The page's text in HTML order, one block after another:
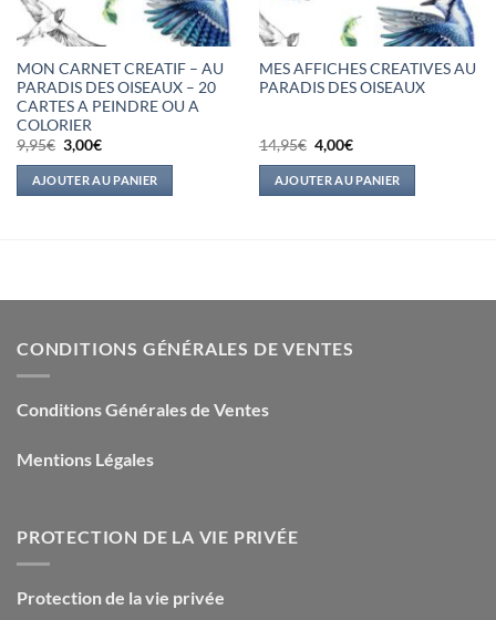
MON CARNET CREATIF – AU
PARADIS DES OISEAUX – 20
CARTES A PEINDRE OU A
COLORIER
9,95€ Le
prix
initial
était :
9,95€.
3,00€Le
actuel
est :
3,00€.
AJOUTER AU PANIER
MES AFFICHES CREATIVES AU
PARADIS DES OISEAUX
14,95€ Le
prix
initial
était :
14,95€.
4,00€Le
actuel
est :
4,00€.
AJOUTER AU PANIER
CONDITIONS GÉNÉRALES DE VENTES
Conditions Générales de Ventes
Mentions Légales
PROTECTION DE LA VIE PRIVÉE
Protection de la vie privée